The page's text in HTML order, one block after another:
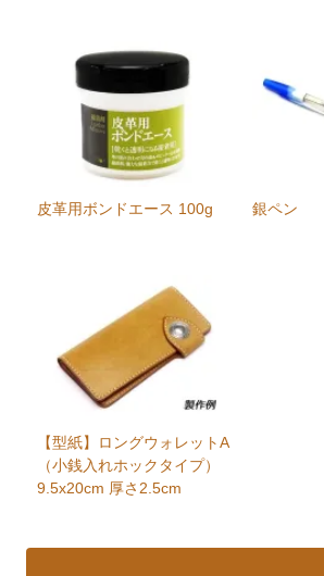
皮革用ボンドエース 100g 銀ペン
【型紙】ロングウォレットA
（小銭入れホックタイプ）
9.5x20cm 厚さ2.5cm